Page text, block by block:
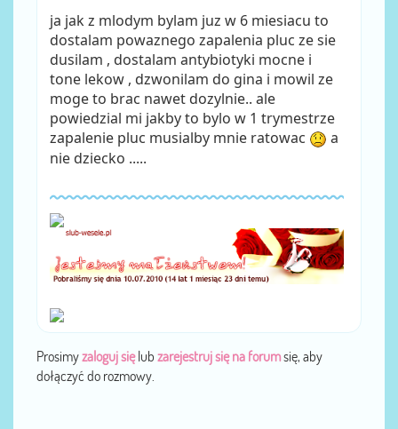
ja jak z mlodym bylam juz w 6 miesiacu to
dostalam powaznego zapalenia pluc ze sie
dusilam , dostalam antybiotyki mocne i
tone lekow , dzwonilam do gina i mowil ze
moge to brac nawet dozylnie.. ale
powiedzial mi jakby to bylo w 1 trymestrze
zapalenie pluc musialby mnie ratowac
a
nie dziecko .....
Prosimyzaloguj sięlub zarejestruj się na forumsię, aby
dołączyć do rozmowy.